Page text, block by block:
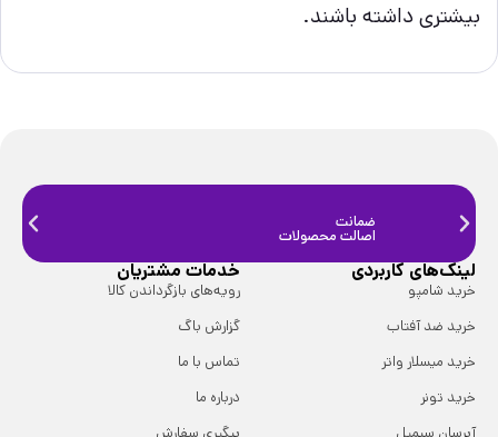
بیشتری داشته باشند.
ضمانت
اصالت محصولات
لینک‌های کاربردی
خرید شامپو
خرید ضد آفتاب
خرید میسلار واتر
خرید تونر
خدمات مشتریان
رویه‌های بازگرداندن کالا
گزارش باگ
تماس با ما
درباره ما